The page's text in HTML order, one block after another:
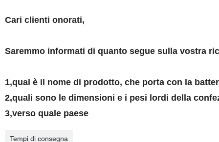
Cari clienti onorati,
Saremmo informati di quanto segue sulla vostra
1,qual è il nome di prodotto, che porta con la
2,quali sono le dimensioni e i pesi lordi della
3,verso quale paese
Tempi di consegna